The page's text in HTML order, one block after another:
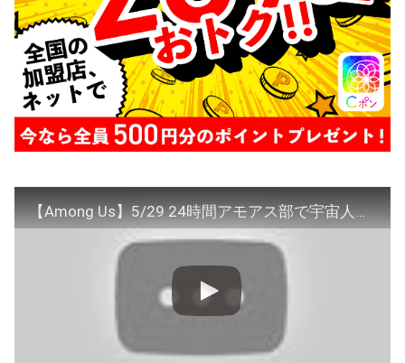
【Among Us】5/29 24時間アモアス部で宇宙人狼！5:00~7:00【アモングアス】